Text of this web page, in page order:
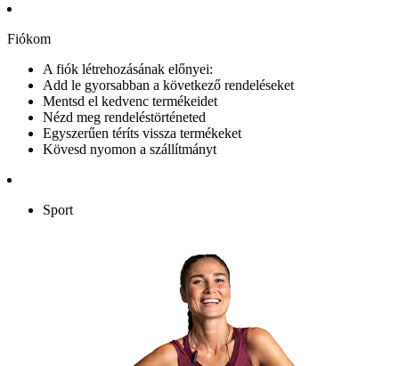
Fiókom
A fiók létrehozásának előnyei:
Add le gyorsabban a következő rendeléseket
Mentsd el kedvenc termékeidet
Nézd meg rendeléstörténeted
Egyszerűen téríts vissza termékeket
Kövesd nyomon a szállítmányt
Sport